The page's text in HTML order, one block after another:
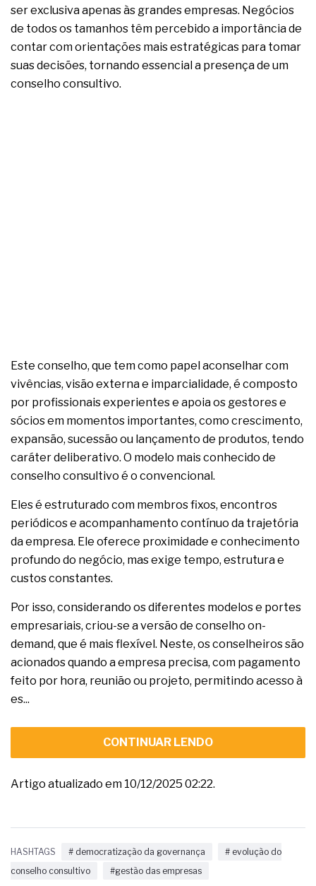
ser exclusiva apenas às grandes empresas. Negócios
de todos os tamanhos têm percebido a importância de
contar com orientações mais estratégicas para tomar
suas decisões, tornando essencial a presença de um
conselho consultivo.
Este conselho, que tem como papel aconselhar com
vivências, visão externa e imparcialidade, é composto
por profissionais experientes e apoia os gestores e
sócios em momentos importantes, como crescimento,
expansão, sucessão ou lançamento de produtos, tendo
caráter deliberativo. O modelo mais conhecido de
conselho consultivo é o convencional.
Eles é estruturado com membros fixos, encontros
periódicos e acompanhamento contínuo da trajetória
da empresa. Ele oferece proximidade e conhecimento
profundo do negócio, mas exige tempo, estrutura e
custos constantes.
Por isso, considerando os diferentes modelos e portes
empresariais, criou-se a versão de conselho on-
demand, que é mais flexível. Neste, os conselheiros são
acionados quando a empresa precisa, com pagamento
feito por hora, reunião ou projeto, permitindo acesso à
es...
CONTINUAR LENDO
Artigo atualizado em 10/12/2025 02:22.
HASHTAGS # democratização da governança
# evolução do
conselho consultivo
#gestão das empresas